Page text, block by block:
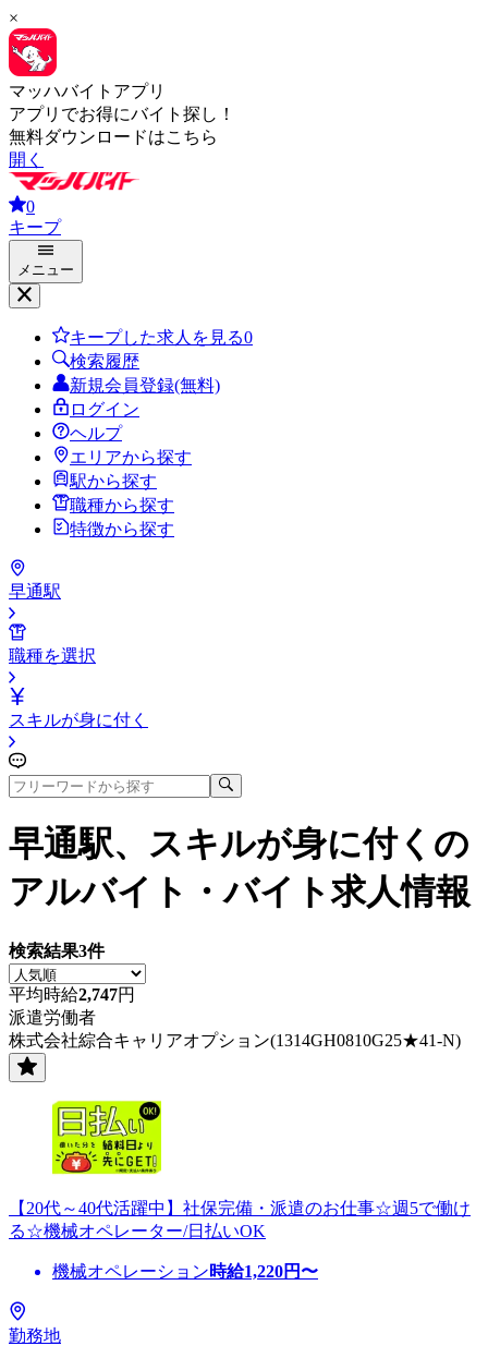
×
マッハバイトアプリ
アプリでお得にバイト探し！
無料ダウンロードはこちら
開く
0
キープ
メニュー
キープした求人を見る0
検索履歴
新規会員登録(無料)
ログイン
ヘルプ
エリアから探す
駅から探す
職種から探す
特徴から探す
早通駅
職種を選択
スキルが身に付く
早通駅、スキルが身に付く の
アルバイト・バイト求人情報
検索結果3件
平均時給2,747円
派遣労働者
株式会社綜合キャリアオプション(1314GH0810G25★41-N)
【20代～40代活躍中】社保完備・派遣のお仕事☆週5で働け
る☆機械オペレーター/日払いOK
機械オペレーション時給1,220円〜
勤務地